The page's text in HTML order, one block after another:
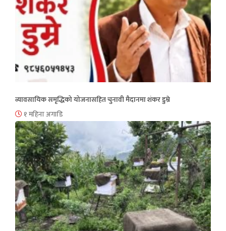
व्यावसायिक समृद्धिको योजनासहित चुनावी मैदानमा शंकर डुम्रे
१ महिना अगाडि